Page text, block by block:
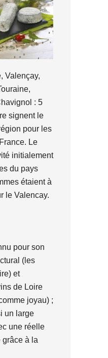
Valençay,
: 5
signent le
pour les
Le
initialement
du pays
étaient à
le Valencay.
pour son
(les
et
de Loire
joyau) ;
un large
une réelle
grâce à la